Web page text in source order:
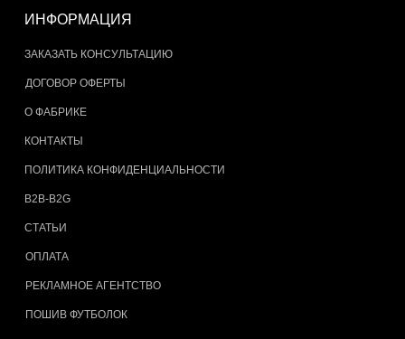
ИНФОРМАЦИЯ
ЗАКАЗАТЬ КОНСУЛЬТАЦИЮ
ДОГОВОР ОФЕРТЫ
ПОШИВ ФУТБОЛОК
ОПЛАТА
РЕКЛАМНОЕ АГЕНТСТВО
О ФАБРИКЕ
КОНТАКТЫ
СТАТЬИ
ПОЛИТИКА КОНФИДЕНЦИАЛЬНОСТИ
B2B-B2G